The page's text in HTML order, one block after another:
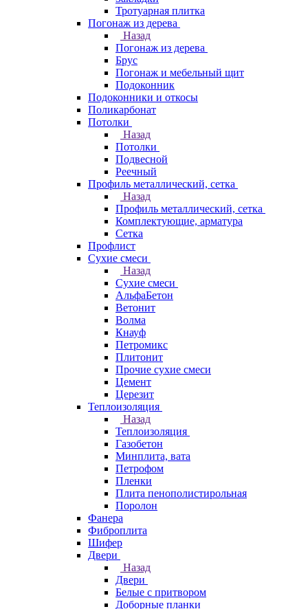
Тротуарная плитка
Погонаж из дерева
Назад
Погонаж из дерева
Брус
Погонаж и мебельный щит
Подоконник
Подоконники и откосы
Поликарбонат
Потолки
Назад
Потолки
Подвесной
Реечный
Профиль металлический, сетка
Назад
Профиль металлический, сетка
Комплектующие, арматура
Сетка
Профлист
Сухие смеси
Назад
Сухие смеси
АльфаБетон
Ветонит
Волма
Кнауф
Петромикс
Плитонит
Прочие сухие смеси
Цемент
Церезит
Теплоизоляция
Назад
Теплоизоляция
Газобетон
Минплита, вата
Петрофом
Пленки
Плита пенополистирольная
Поролон
Фанера
Фиброплита
Шифер
Двери
Назад
Двери
Белые с притвором
Доборные планки